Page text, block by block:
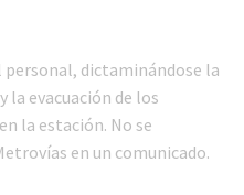
personal, dictaminándose la
evacuación de los
la estación. No se
en un comunicado.